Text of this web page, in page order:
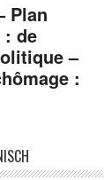
Plan
de
–
: